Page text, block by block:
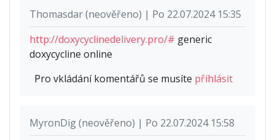
Thomasdar (neověřeno) | Po 22.07.2024 15:35
http://doxycyclinedelivery.pro/# generic
doxycycline online
Pro vkládání komentářů se musíte přihlásit
MyronDig (neověřeno) | Po 22.07.2024 15:58